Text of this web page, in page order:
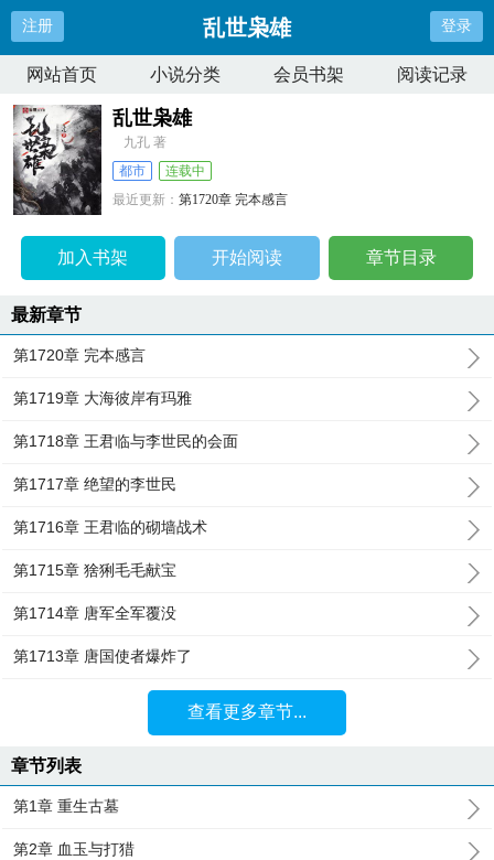
注册 乱世枭雄 登录
网站首页 小说分类 会员书架 阅读记录
乱世枭雄
九孔 著
都市
连载中
最近更新：第1720章 完本感言
加入书架 开始阅读 章节目录
最新章节
第1720章 完本感言
第1719章 大海彼岸有玛雅
第1718章 王君临与李世民的会面
第1717章 绝望的李世民
第1716章 王君临的砌墙战术
第1715章 猞猁毛毛献宝
第1714章 唐军全军覆没
第1713章 唐国使者爆炸了
查看更多章节...
章节列表
第1章 重生古墓
第2章 血玉与打猎